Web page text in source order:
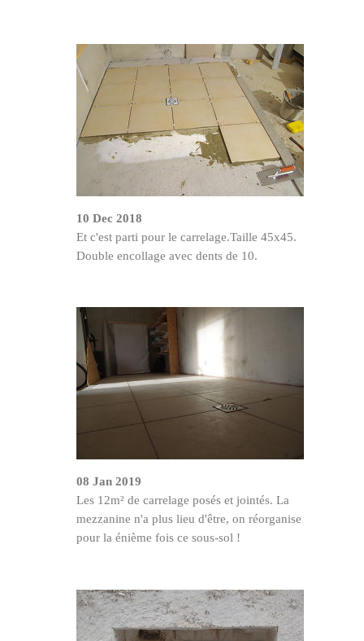
10 Dec 2018
Et c'est parti pour le carrelage.Taille 45x45.
Double encollage avec dents de 10.
08 Jan 2019
Les 12m² de carrelage posés et jointés. La
mezzanine n'a plus lieu d'être, on réorganise
pour la énième fois ce sous-sol !